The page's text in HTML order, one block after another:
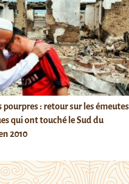
pourpres : retour sur les émeutes
qui ont touché le Sud du
2010